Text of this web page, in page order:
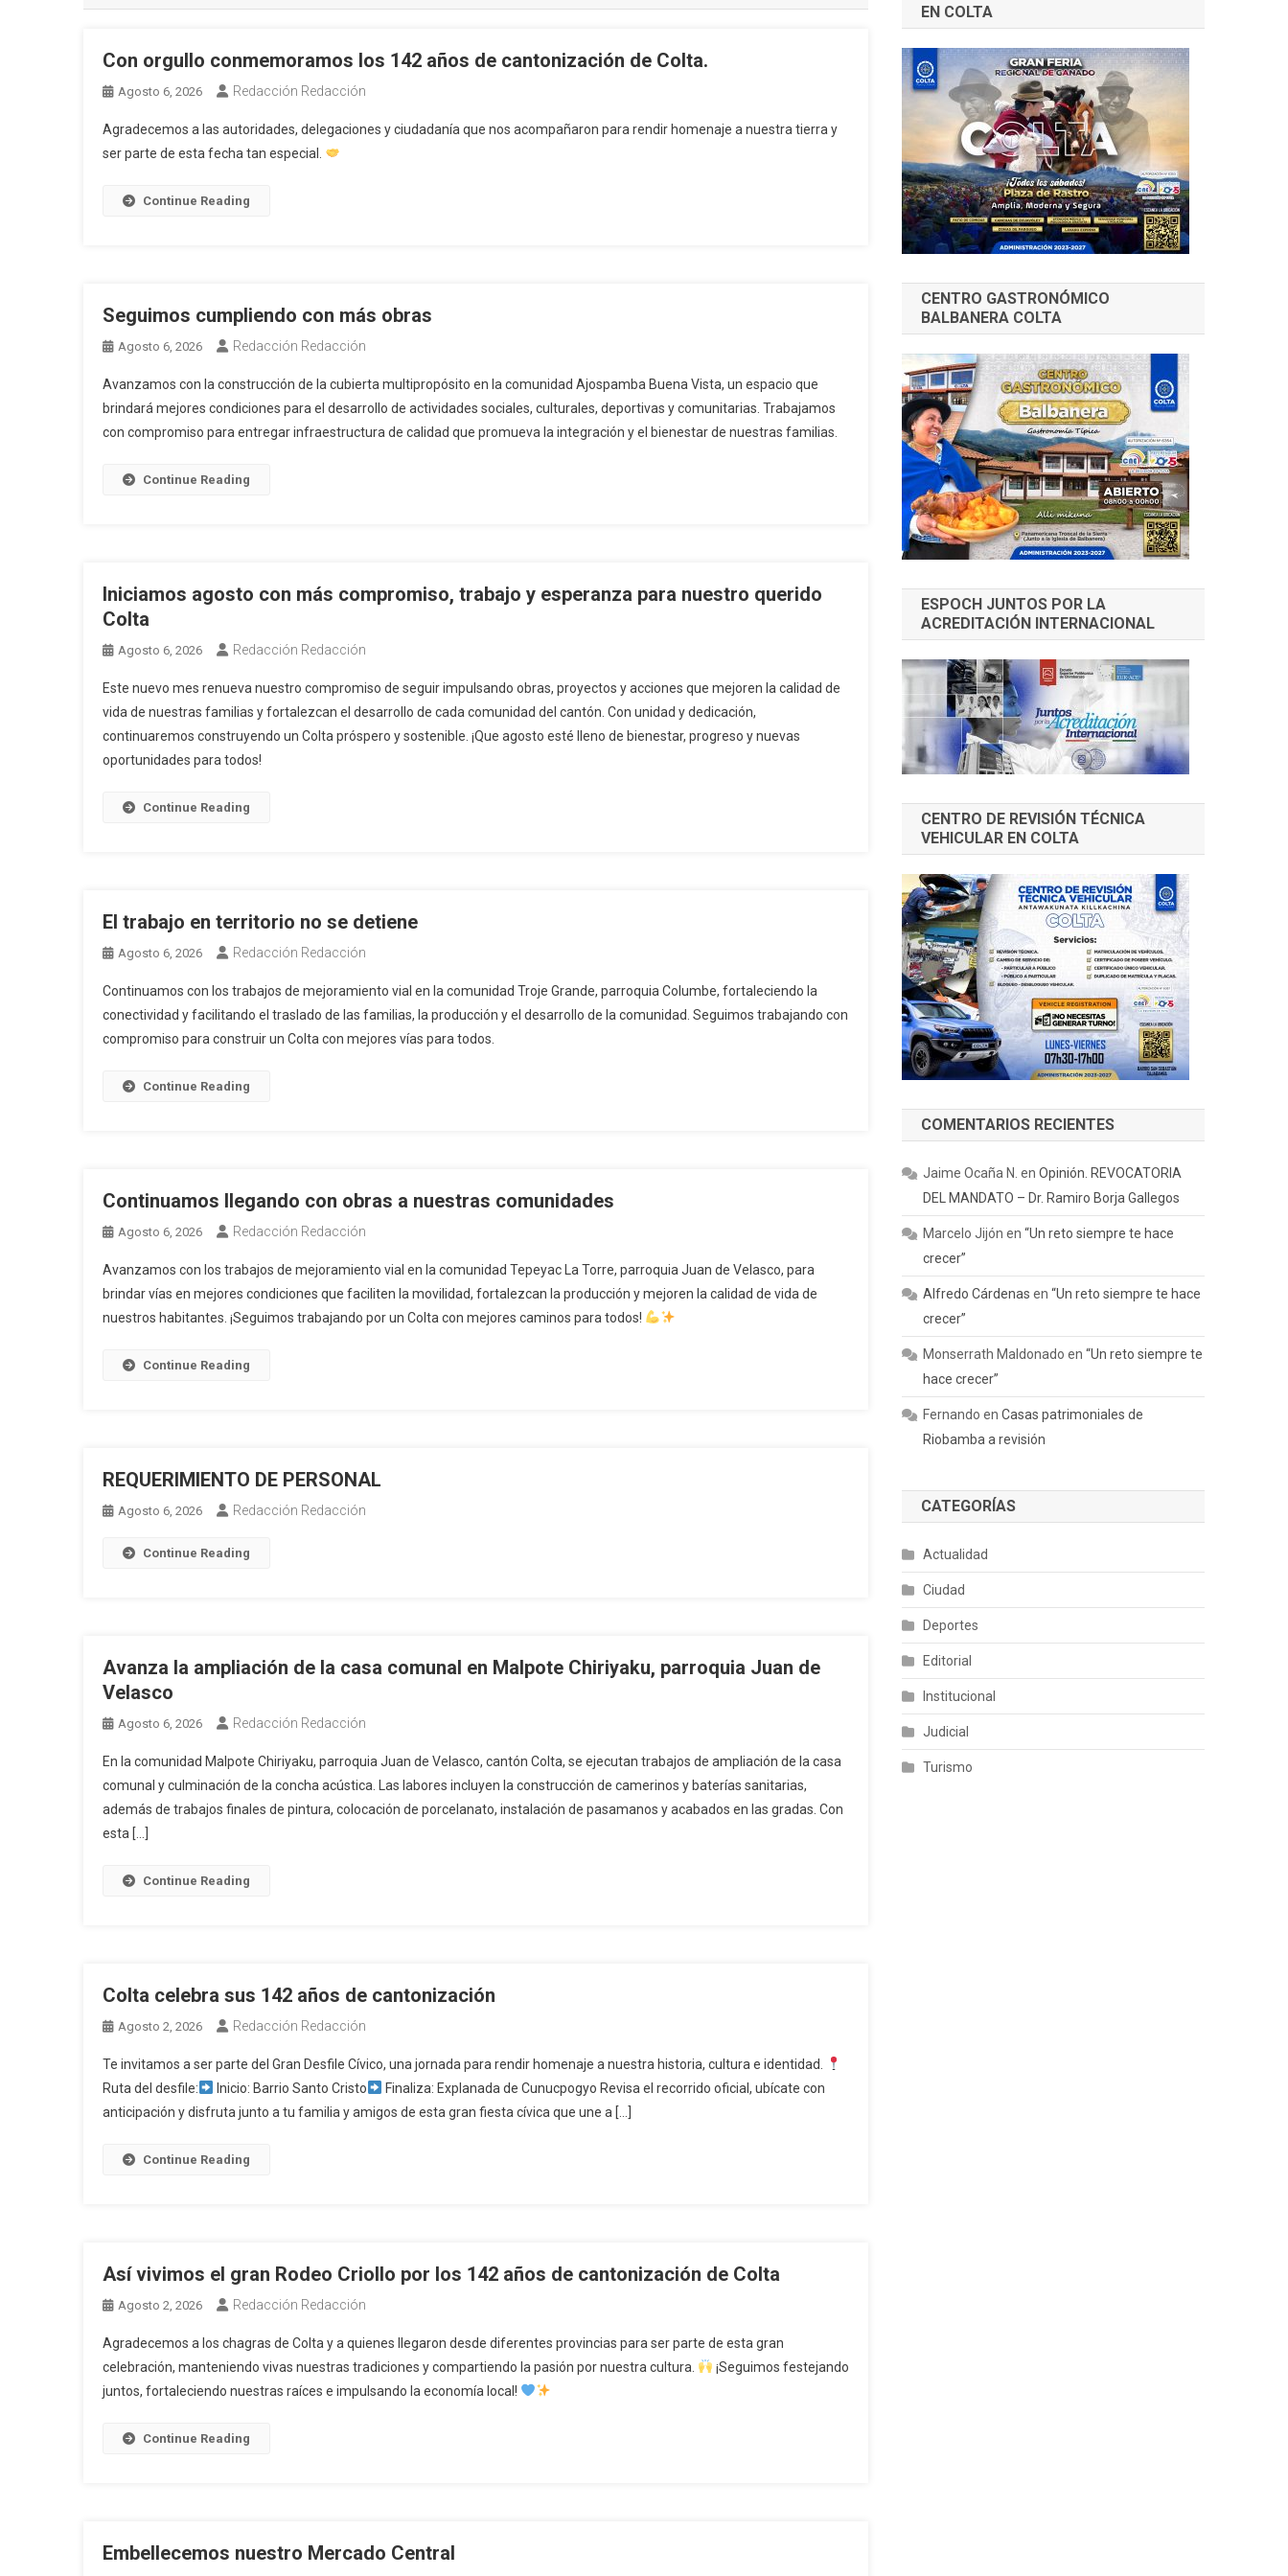
Con orgullo conmemoramos los 142 años de cantonización de Colta.
Agosto 6, 2026 Redacción Redacción
Agradecemos a las autoridades, delegaciones y ciudadanía que nos acompañaron para rendir homenaje a nuestra tierra y
ser parte de esta fecha tan especial.
Continue Reading
Seguimos cumpliendo con más obras
Agosto 6, 2026 Redacción Redacción
Avanzamos con la construcción de la cubierta multipropósito en la comunidad Ajospamba Buena Vista, un espacio que
brindará mejores condiciones para el desarrollo de actividades sociales, culturales, deportivas y comunitarias. Trabajamos
con compromiso para entregar infraestructura de calidad que promueva la integración y el bienestar de nuestras familias.
Continue Reading
Iniciamos agosto con más compromiso, trabajo y esperanza para nuestro querido
Colta
Agosto 6, 2026 Redacción Redacción
Este nuevo mes renueva nuestro compromiso de seguir impulsando obras, proyectos y acciones que mejoren la calidad de
vida de nuestras familias y fortalezcan el desarrollo de cada comunidad del cantón. Con unidad y dedicación,
continuaremos construyendo un Colta próspero y sostenible. ¡Que agosto esté lleno de bienestar, progreso y nuevas
oportunidades para todos!
Continue Reading
El trabajo en territorio no se detiene
Agosto 6, 2026 Redacción Redacción
Continuamos con los trabajos de mejoramiento vial en la comunidad Troje Grande, parroquia Columbe, fortaleciendo la
conectividad y facilitando el traslado de las familias, la producción y el desarrollo de la comunidad. Seguimos trabajando con
compromiso para construir un Colta con mejores vías para todos.
Continue Reading
Continuamos llegando con obras a nuestras comunidades
Agosto 6, 2026 Redacción Redacción
Avanzamos con los trabajos de mejoramiento vial en la comunidad Tepeyac La Torre, parroquia Juan de Velasco, para
brindar vías en mejores condiciones que faciliten la movilidad, fortalezcan la producción y mejoren la calidad de vida de
nuestros habitantes. ¡Seguimos trabajando por un Colta con mejores caminos para todos!
Continue Reading
REQUERIMIENTO DE PERSONAL
Agosto 6, 2026 Redacción Redacción
Continue Reading
Avanza la ampliación de la casa comunal en Malpote Chiriyaku, parroquia Juan de
Velasco
Agosto 6, 2026 Redacción Redacción
En la comunidad Malpote Chiriyaku, parroquia Juan de Velasco, cantón Colta, se ejecutan trabajos de ampliación de la casa
comunal y culminación de la concha acústica. Las labores incluyen la construcción de camerinos y baterías sanitarias,
además de trabajos finales de pintura, colocación de porcelanato, instalación de pasamanos y acabados en las gradas. Con
esta […]
Continue Reading
Colta celebra sus 142 años de cantonización
Agosto 2, 2026 Redacción Redacción
Te invitamos a ser parte del Gran Desfile Cívico, una jornada para rendir homenaje a nuestra historia, cultura e identidad.
Ruta del desfile:
Inicio: Barrio Santo Cristo
Finaliza: Explanada de Cunucpogyo Revisa el recorrido oficial, ubícate con
anticipación y disfruta junto a tu familia y amigos de esta gran fiesta cívica que une a […]
Continue Reading
Así vivimos el gran Rodeo Criollo por los 142 años de cantonización de Colta
Agosto 2, 2026 Redacción Redacción
Agradecemos a los chagras de Colta y a quienes llegaron desde diferentes provincias para ser parte de esta gran
celebración, manteniendo vivas nuestras tradiciones y compartiendo la pasión por nuestra cultura.
¡Seguimos festejando
juntos, fortaleciendo nuestras raíces e impulsando la economía local!
Continue Reading
Embellecemos nuestro Mercado Central
EN COLTA
CENTRO GASTRONÓMICO
BALBANERA COLTA
ESPOCH JUNTOS POR LA
ACREDITACIÓN INTERNACIONAL
CENTRO DE REVISIÓN TÉCNICA
VEHICULAR EN COLTA
COMENTARIOS RECIENTES
Jaime Ocaña N. enOpinión. REVOCATORIA
DEL MANDATO – Dr. Ramiro Borja Gallegos
Marcelo Jijón en“Un reto siempre te hace
crecer”
Alfredo Cárdenas en“Un reto siempre te hace
crecer”
Monserrath Maldonado en“Un reto siempre te
hace crecer”
Fernando enCasas patrimoniales de
Riobamba a revisión
CATEGORÍAS
Actualidad
Ciudad
Deportes
Editorial
Institucional
Judicial
Turismo